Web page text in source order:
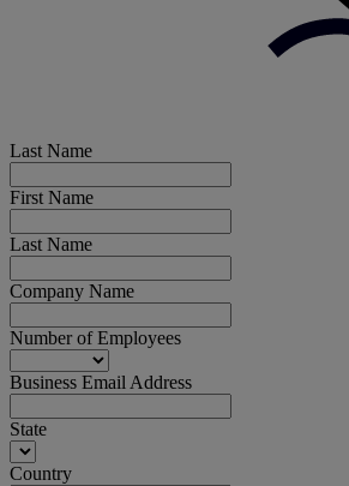
Last Name
First Name
Last Name
Company Name
Number of Employees
Business Email Address
State
Country